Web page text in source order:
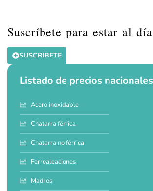
Suscríbete para estar al día
SUSCRÍBETE
Listado de precios nacionales
Acero inoxidable
Chatarra férrica
Chatarra no férrica
Ferroaleaciones
Madres